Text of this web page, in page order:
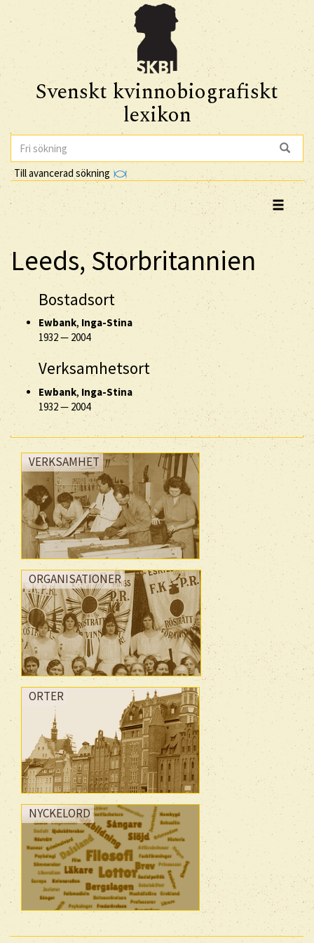
Svenskt kvinnobiografiskt
lexikon
Till avancerad sökning
Leeds, Storbritannien
Bostadsort
Ewbank, Inga-Stina
1932— 2004
Verksamhetsort
Ewbank, Inga-Stina
1932— 2004
VERKSAMHET
ORGANISATIONER
ORTER
NYCKELORD